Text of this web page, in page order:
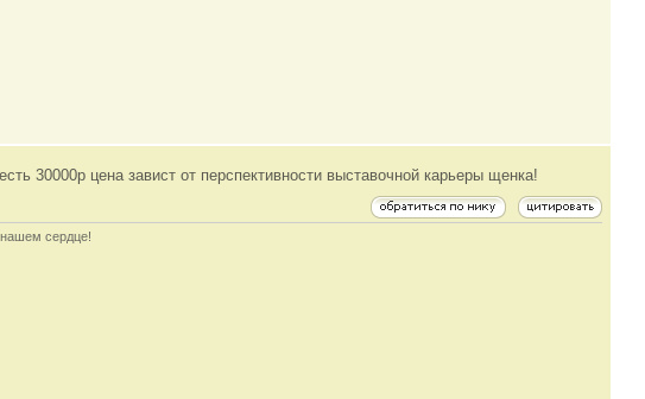
30000р цена завист от перспективности выставочной карьеры щенка!
сердце!